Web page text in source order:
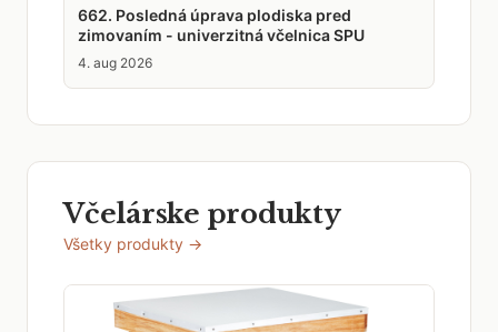
662. Posledná úprava plodiska pred
zimovaním - univerzitná včelnica SPU
4. aug 2026
Včelárske produkty
Všetky produkty →